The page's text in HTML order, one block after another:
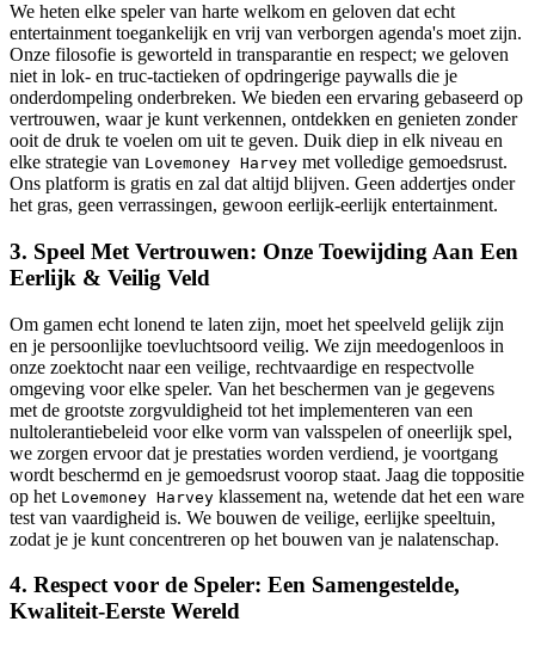
We heten elke speler van harte welkom en geloven dat echt
entertainment toegankelijk en vrij van verborgen agenda's moet zijn.
Onze filosofie is geworteld in transparantie en respect; we geloven
niet in lok- en truc-tactieken of opdringerige paywalls die je
onderdompeling onderbreken. We bieden een ervaring gebaseerd op
vertrouwen, waar je kunt verkennen, ontdekken en genieten zonder
ooit de druk te voelen om uit te geven. Duik diep in elk niveau en
elke strategie van Lovemoney Harvey met volledige gemoedsrust.
Ons platform is gratis en zal dat altijd blijven. Geen addertjes onder
het gras, geen verrassingen, gewoon eerlijk-eerlijk entertainment.
3. Speel Met Vertrouwen: Onze Toewijding Aan Een
Eerlijk & Veilig Veld
Om gamen echt lonend te laten zijn, moet het speelveld gelijk zijn
en je persoonlijke toevluchtsoord veilig. We zijn meedogenloos in
onze zoektocht naar een veilige, rechtvaardige en respectvolle
omgeving voor elke speler. Van het beschermen van je gegevens
met de grootste zorgvuldigheid tot het implementeren van een
nultolerantiebeleid voor elke vorm van valsspelen of oneerlijk spel,
we zorgen ervoor dat je prestaties worden verdiend, je voortgang
wordt beschermd en je gemoedsrust voorop staat. Jaag die toppositie
op het Lovemoney Harvey klassement na, wetende dat het een ware
test van vaardigheid is. We bouwen de veilige, eerlijke speeltuin,
zodat je je kunt concentreren op het bouwen van je nalatenschap.
4. Respect voor de Speler: Een Samengestelde,
Kwaliteit-Eerste Wereld